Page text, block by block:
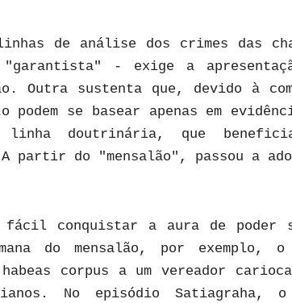
de análise dos crimes das
"garantista" - exige a
Outra sustenta que, devido à
podem se basear apenas em
linha doutrinária, que
partir do "mensalão", passou a
fácil conquistar a aura de poder
do mensalão, por
habeas corpus a um vereador
No episódio Satiagraha, o